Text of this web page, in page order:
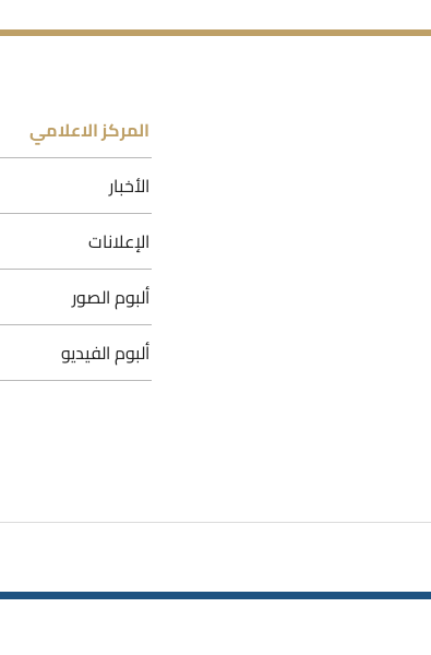
المركز الاعلامي
الأخبار
الإعلانات
ألبوم الصور
ألبوم الفيديو